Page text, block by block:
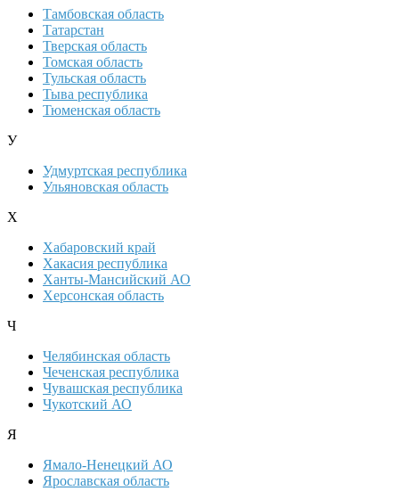
Тамбовская область
Татарстан
Тверская область
Томская область
Тульская область
Тыва республика
Тюменская область
У
Удмуртская республика
Ульяновская область
Х
Хабаровский край
Хакасия республика
Ханты-Мансийский АО
Херсонская область
Ч
Челябинская область
Чеченская республика
Чувашская республика
Чукотский АО
Я
Ямало-Ненецкий АО
Ярославская область